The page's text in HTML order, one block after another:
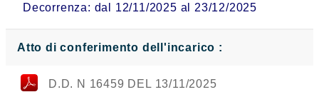
Decorrenza: dal 12/11/2025 al 23/12/2025
Atto di conferimento dell'incarico :
D.D. N 16459 DEL 13/11/2025